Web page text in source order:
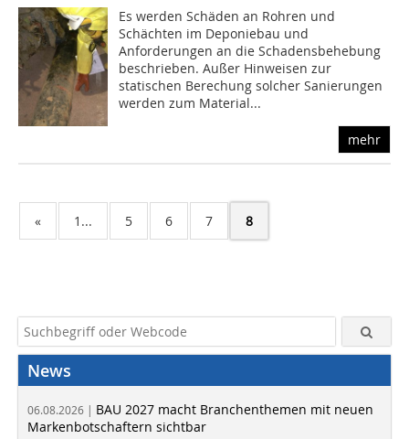
Es werden Schäden an Rohren und
Schächten im Deponiebau und
Anforderungen an die Schadensbehebung
beschrieben. Außer Hinweisen zur
statischen Berechung solcher Sanierungen
werden zum Material...
mehr
« 1... 5 6 7 8
News
06.08.2026 | BAU 2027 macht Branchenthemen mit neuen
Markenbotschaftern sichtbar